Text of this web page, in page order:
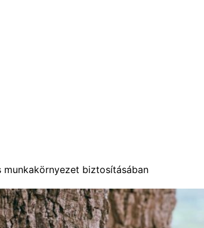
biztosításában